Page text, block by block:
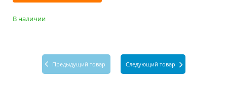
В наличии
Предыдущий товар Следующий товар